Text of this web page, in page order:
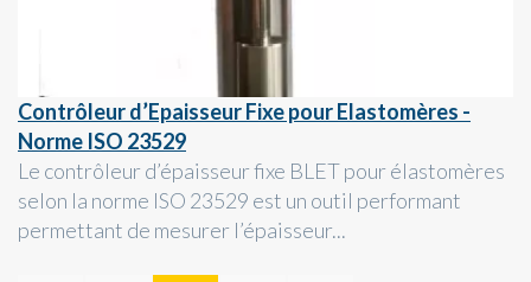
Contrôleur d’Epaisseur Fixe pour Elastomères -
Norme ISO 23529
Le contrôleur d’épaisseur fixe BLET pour élastomères
selon la norme ISO 23529 est un outil performant
permettant de mesurer l’épaisseur...